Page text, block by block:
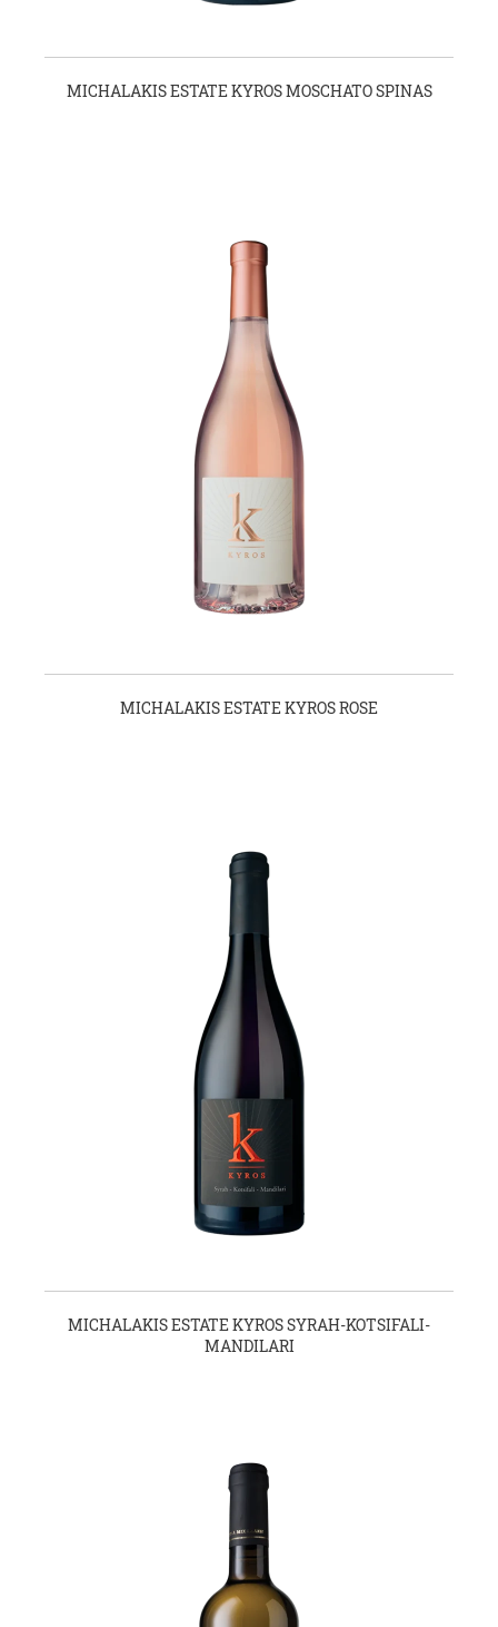
MICHALAKIS ESTATE KYROS MOSCHATO SPINAS
MICHALAKIS ESTATE KYROS ROSE
MICHALAKIS ESTATE KYROS SYRAH-KOTSIFALI-
MANDILARI